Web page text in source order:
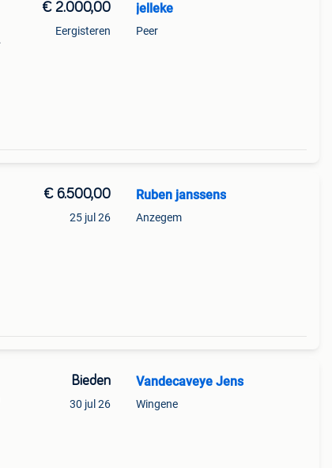
€ 2.000,00
Eergisteren
jelleke
Peer
€ 6.500,00
25 jul 26
Ruben janssens
Anzegem
Bieden
30 jul 26
Vandecaveye Jens
Wingene